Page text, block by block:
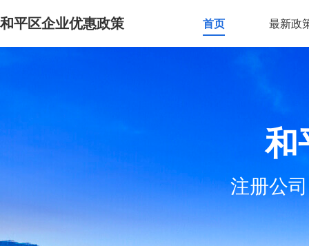
和平区企业优惠政策 首页 最新政
和
注册公